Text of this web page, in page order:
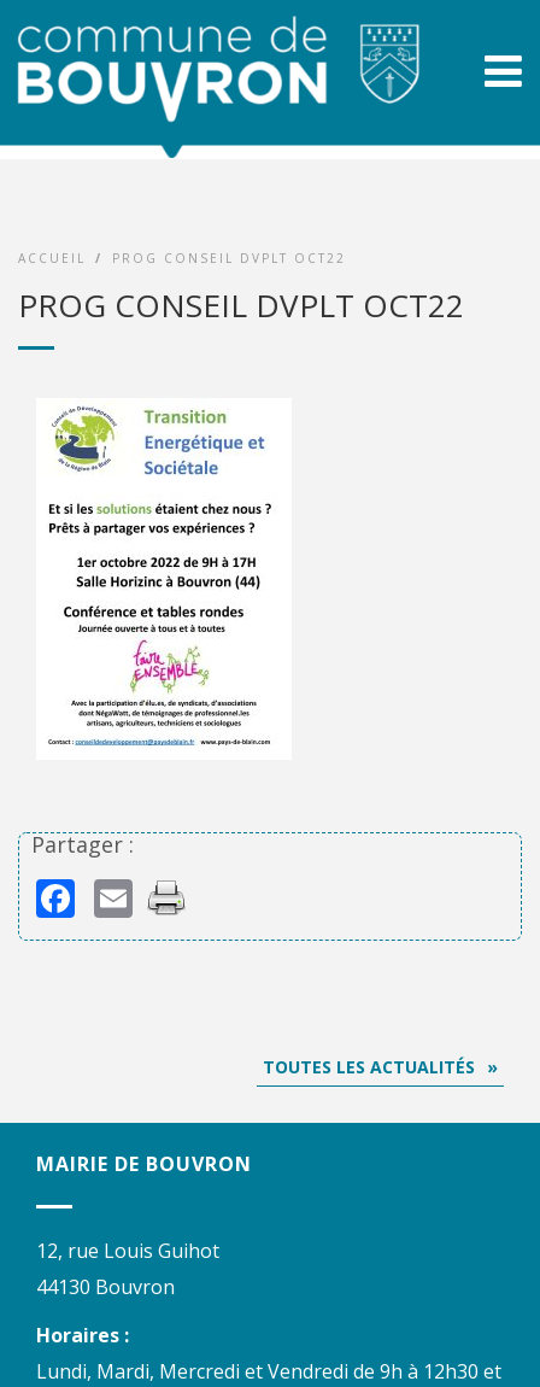
ACCUEIL / PROG CONSEIL DVPLT OCT22
PROG CONSEIL DVPLT OCT22
Partager :
Facebook
Email
TOUTES LES ACTUALITÉS
MAIRIE DE BOUVRON
12, rue Louis Guihot
44130 Bouvron
Horaires :
Lundi, Mardi, Mercredi et Vendredi de 9h à 12h30 et